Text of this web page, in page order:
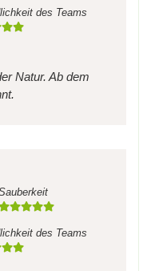
des Teams
Natur. Ab dem
des Teams